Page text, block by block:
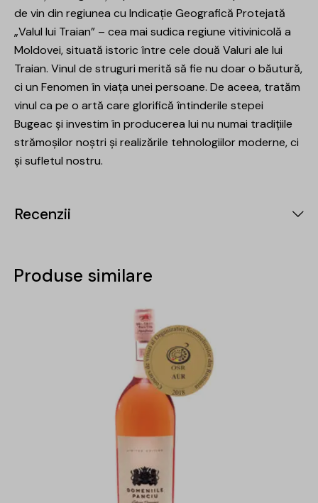
de vin din regiunea cu Indicație Geografică Protejată
„Valul lui Traian” – cea mai sudica regiune vitivinicolă a
Moldovei, situată istoric între cele două Valuri ale lui
Traian. Vinul de struguri merită să fie nu doar o băutură,
ci un Fenomen în viața unei persoane. De aceea, tratăm
vinul ca pe o artă care glorifică întinderile stepei
Bugeac și investim în producerea lui nu numai tradițiile
strămoșilor noștri și realizările tehnologiilor moderne, ci
și sufletul nostru.
Recenzii
Produse similare